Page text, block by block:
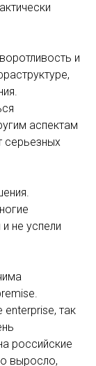
и
аспектам
серьезных
не успели
так
российские
выросло,